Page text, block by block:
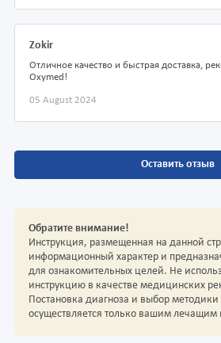
Zokir
Отличное качество и быстрая доставка,
Oxymed!
05 August 2024
Оставить отзыв
Обратите внимание!
Инструкция, размещенная на данной
информационный характер и
для ознакомительных целей. Не
инструкцию в качестве медицинских
Постановка диагноза и выбор методики
осуществляется только вашим лечащим